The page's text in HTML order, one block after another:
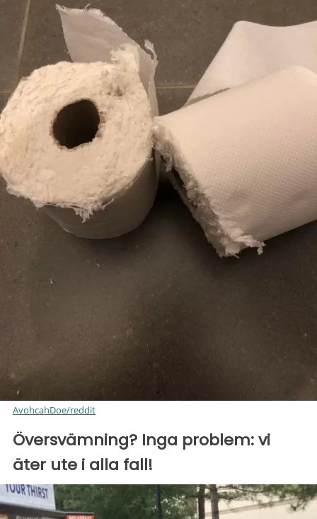
AvohcahDoe/reddit
Översvämning? Inga problem: vi
äter ute i alla fall!